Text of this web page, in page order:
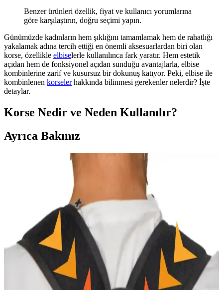
Benzer ürünleri özellik, fiyat ve kullanıcı yorumlarına
göre karşılaştırın, doğru seçimi yapın.
Günümüzde kadınların hem şıklığını tamamlamak hem de rahatlığı
yakalamak adına tercih ettiği en önemli aksesuarlardan biri olan
korse, özellikle elbiselerle kullanılınca fark yaratır. Hem estetik
açıdan hem de fonksiyonel açıdan sunduğu avantajlarla, elbise
kombinlerine zarif ve kusursuz bir dokunuş katıyor. Peki, elbise ile
kombinlenen korselerhakkında bilinmesi gerekenler nelerdir? İşte
detaylar.
Korse Nedir ve Neden Kullanılır?
Ayrıca Bakınız
MİSTİRİK Buturo Model Alt Karın Etkili Büyük
Beden Korse İncelemesi ve Kullanıcı Yorumları
MİSTİRİK markasının büyük beden korse modeli, alt karın
bölgesini etkili şekilde toparlar, rahat ve dayanıklı yapısıyla günlük
kullanım için idealdir. Sürdürülebilir özellikleriyle de öne çıkar.
Korse Elbise Modelleri: Şıklık ve Konforu Bir Arada
Sunan Tasarımlar
Korse elbise modelleri, şıklık ve vücut şekillendirme özellikleriyle
öne çıkar. Günlük ve özel kullanımlar için çeşitli tasarımlar, detaylar
ve trendlerle tarzınıza uygun seçenekler sunar.